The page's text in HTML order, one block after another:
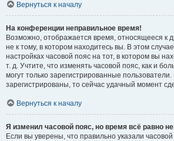
Вернуться к началу
На конференции неправильное время!
Возможно, отображается время, относящееся к
не к тому, в котором находитесь вы. В этом
настройках часовой пояс на тот, в котором вы
т. д. Учтите, что изменять часовой пояс, как и
могут только зарегистрированные
зарегистрированы, то сейчас удачный момент
Вернуться к началу
Я изменил часовой пояс, но время всё равно
Если вы уверены, что правильно указали